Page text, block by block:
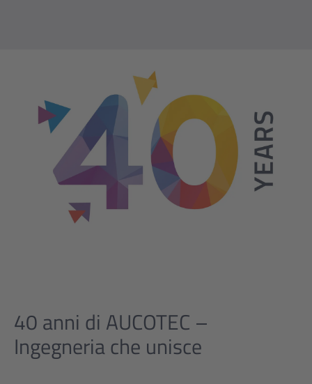
40 anni di AUCOTEC –
Ingegneria che unisce